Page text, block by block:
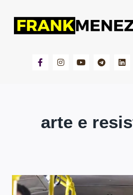
arte e